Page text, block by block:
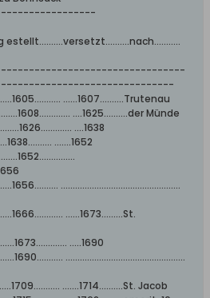
estellt..........versetzt..........nach...........
......1607..........Trutenau
....1625..........der Münde
....1638
.......1652
..................................................
......1673.........St.
.....1690
..................................................
.......1714..........St. Jacob